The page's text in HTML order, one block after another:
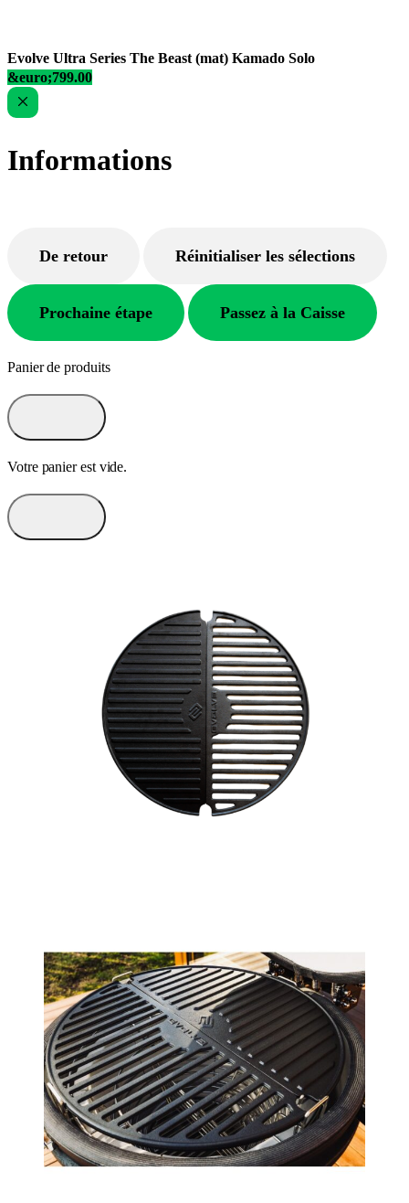
Evolve Ultra Series The Beast (mat) Kamado Solo
&euro;799.00
Informations
De retour Réinitialiser les sélections
Prochaine étape Passez à la Caisse
Panier de produits
Votre panier est vide.